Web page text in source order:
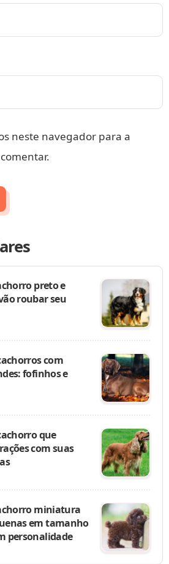
neste navegador para a
preto e
roubar seu
com
fofinhos e
que
com suas
miniatura
em tamanho
personalidade